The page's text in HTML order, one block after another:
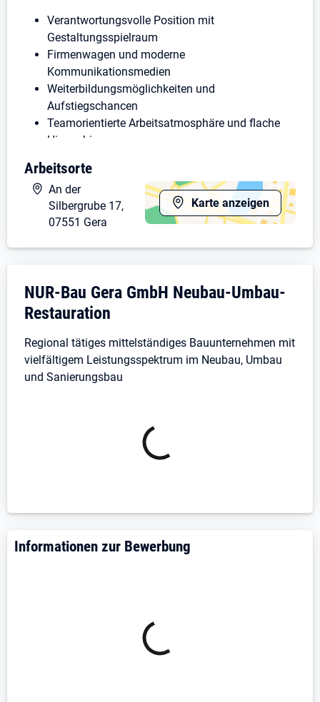
Verantwortungsvolle Position mit
Gestaltungsspielraum
Firmenwagen und moderne
Kommunikationsmedien
Weiterbildungsmöglichkeiten und
Aufstiegschancen
Teamorientierte Arbeitsatmosphäre und flache
Hierarchien
Bei Interesse bewerben Sie sich bitte schriftlich, per E-
Mail oder vereinbaren Sie telefonisch einen
Vorstellungstermin.
unterwww.nur-bau.de.
Arbeitsorte
Karte anzeigen
An der
Silbergrube 17,
07551 Gera
Unternehmensdarstellung: NUR-Bau Gera
NUR-Bau Gera GmbH Neubau-Umbau-
Restauration
Regional tätiges mittelständiges Bauunternehmen mit
vielfältigem Leistungsspektrum im Neubau, Umbau
und Sanierungsbau
Informationen zur Bewerbung